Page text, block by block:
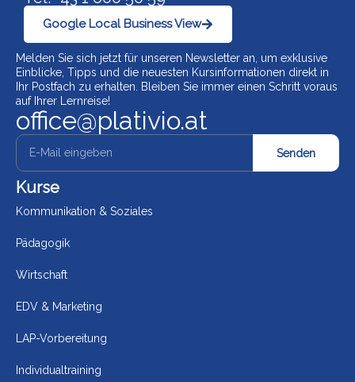
Google Local Business View
Melden Sie sich jetzt für unseren Newsletter an, um exklusive
Einblicke, Tipps und die neuesten Kursinformationen direkt in
Ihr Postfach zu erhalten. Bleiben Sie immer einen Schritt voraus
auf Ihrer Lernreise!
office@plativio.at
Senden
Kurse
Kommunikation & Soziales
Pädagogik
Wirtschaft
EDV & Marketing
LAP-Vorbereitung
Individualtraining